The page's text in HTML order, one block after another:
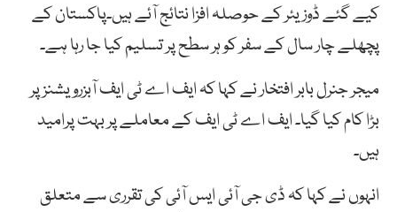
کیے گئے ڈوزیئر کے حوصلہ افزا نتائج آئے ہیں۔پاکستان کے
پچھلے چار سال کے سفر کو ہر سطح پر تسلیم کیا جا رہا ہے۔
میجر جنرل بابر افتخار نے کہا کہ ایف اے ٹی ایف آبزرویشنز پر
بڑا کام کیا گیا۔ ایف اے ٹی ایف کے معاملے پر بہت پرامید
ہیں۔
انہوں نے کہا کہ ڈی جی آئی ایس آئی کی تقرری سے متعلق